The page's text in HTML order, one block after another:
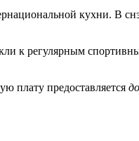
кухни. В
к регулярным
плату предоставляется